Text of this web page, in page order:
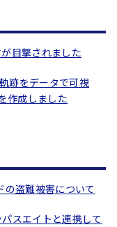
目撃されました
跡をデータで可視
作成しました
盗難被害について
スエイトと連携して